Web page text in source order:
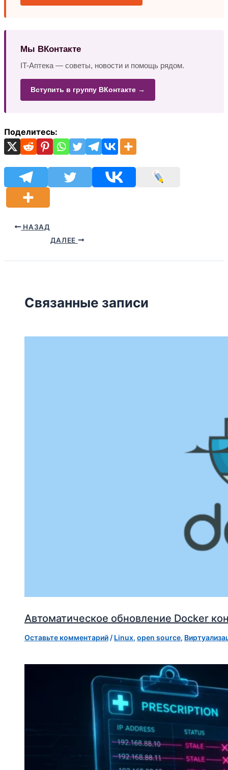
Мы ВКонтакте
IT-Аптека — советы, новости и помощь рядом.
Вступить в группу ВКонтакте →
Поделитесь:
НАЗАД
ДАЛЕЕ
Связанные записи
Автоматическое обновление Docker
Оставьте комментарий / Linux, open source,